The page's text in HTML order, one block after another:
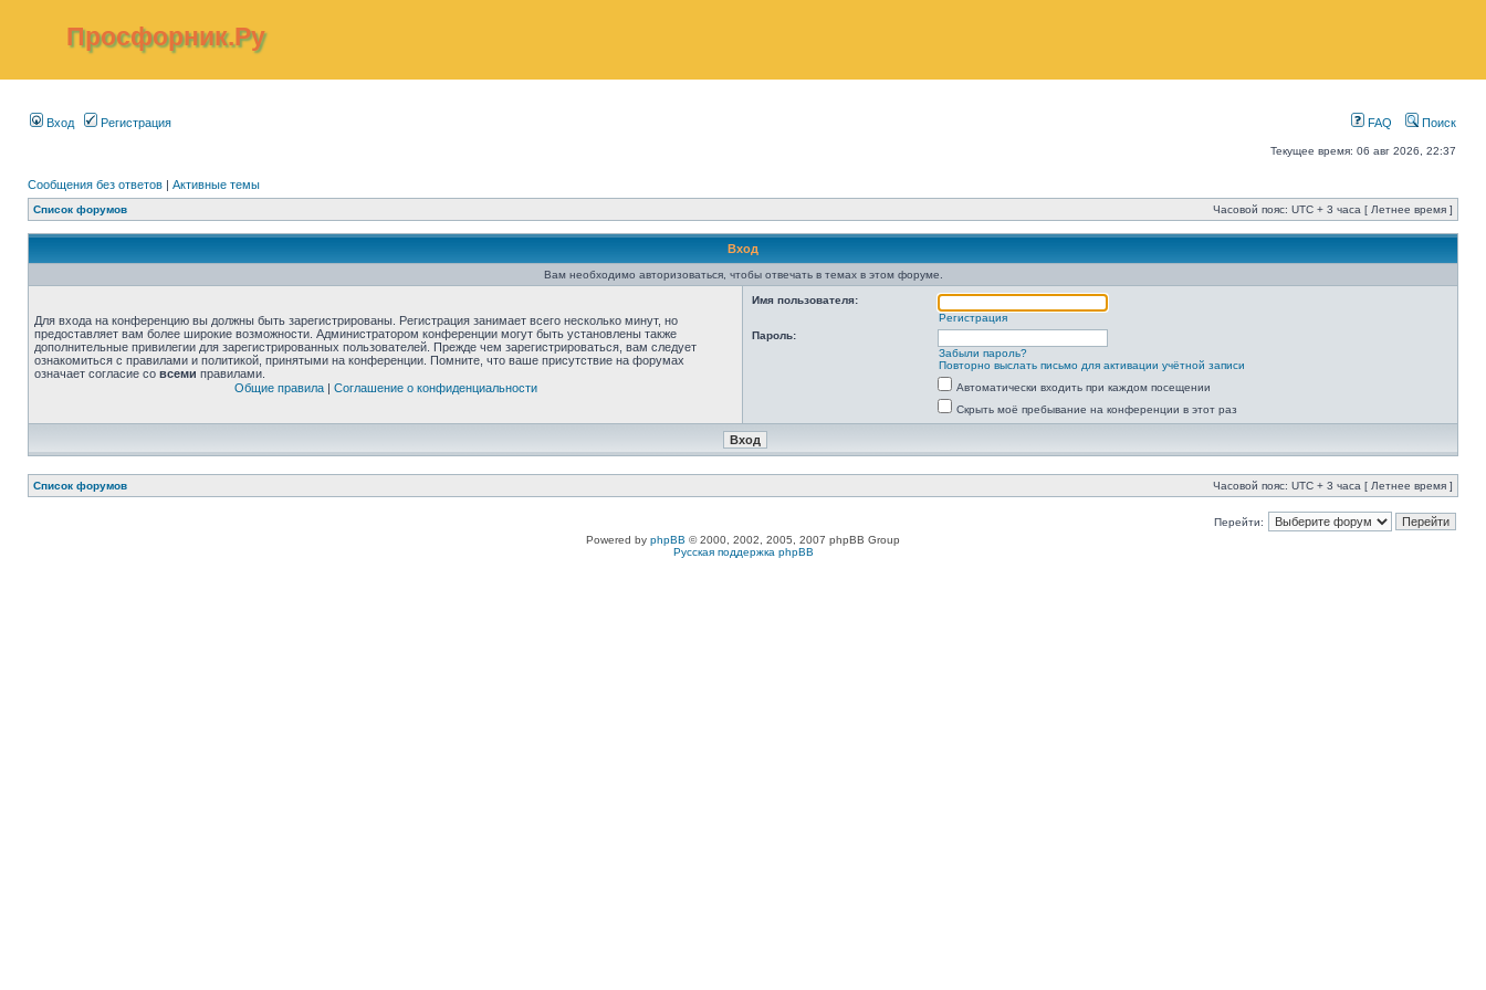
Просфорник.Ру
Вход Регистрация FAQ Поиск
Текущее время: 06 авг 2026, 22:37
Сообщения без ответов | Активные темы
Список форумов Часовой пояс: UTC + 3 часа [ Летнее время ]
Вход
Вам необходимо авторизоваться, чтобы отвечать в темах в этом форуме.
Для входа на конференцию вы должны быть зарегистрированы. Регистрация занимает всего несколько минут, но
предоставляет вам более широкие возможности. Администратором конференции могут быть установлены также
дополнительные привилегии для зарегистрированных пользователей. Прежде чем зарегистрироваться, вам следует
ознакомиться с правилами и политикой, принятыми на конференции. Помните, что ваше присутствие на форумах
означает согласие со всеми правилами.
Общие правила| Соглашение о конфиденциальности
Имя пользователя:
Регистрация
Пароль:
Забыли пароль?
Повторно выслать письмо для активации учётной записи
Автоматически входить при каждом посещении
Скрыть моё пребывание на конференции в этот раз
Список форумов Часовой пояс: UTC + 3 часа [ Летнее время ]
Перейти:
Powered by phpBB © 2000, 2002, 2005, 2007 phpBB Group
Русская поддержка phpBB